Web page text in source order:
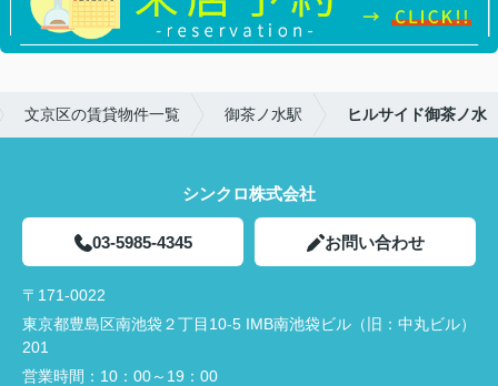
文京区の賃貸物件一覧 御茶ノ水駅 ヒルサイド御茶ノ水
シンクロ株式会社
03-5985-4345 お問い合わせ
〒171-0022
東京都豊島区南池袋２丁目10-5 IMB南池袋ビル（旧：中丸ビル）
201
営業時間： 10：00～19：00